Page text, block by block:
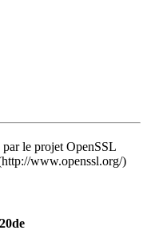
le projet OpenSSL
www.openssl.org/)